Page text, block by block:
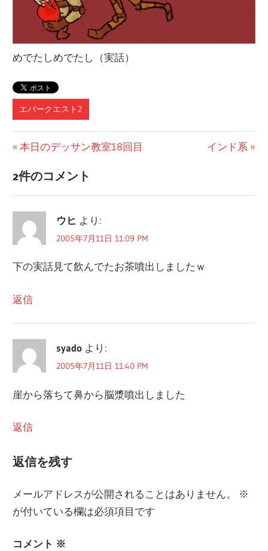
めでたしめでたし（実話）
エバークエスト2
投
稿
ナ
ビ
ゲ
ー
ン
前
記
事:
本日のデッサン教室18回目
次
事:
インド系
2件のコメント
ウヒ より:
2005年7月11日 11:09 PM
下の実話見て飲んでたお茶噴出しましたｗ
返信
syado より:
2005年7月11日 11:40 PM
崖から落ちて鼻から脳漿噴出しました
返信
返信を残す
メールアドレスが公開されることはありません。
※
が付いている欄は必須項目です
コメント ※